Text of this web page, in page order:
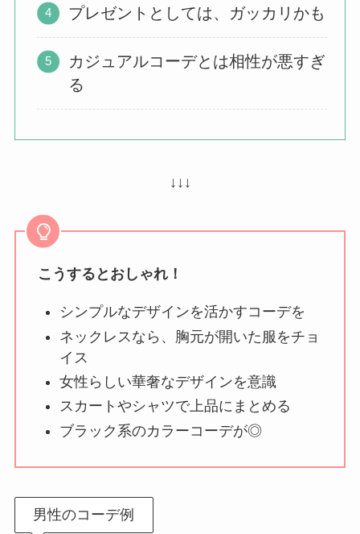
プレゼントとしては、ガッカリかも
カジュアルコーデとは相性が悪すぎ
る
↓↓↓
こうするとおしゃれ！
シンプルなデザインを活かすコーデを
ネックレスなら、胸元が開いた服をチョ
イス
女性らしい華奢なデザインを意識
スカートやシャツで上品にまとめる
ブラック系のカラーコーデが◎
男性のコーデ例